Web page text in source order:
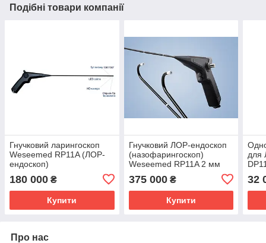
Подібні товари компанії
Гнучковий ларингоскоп
Weseemed RP11A (ЛОР-
ендоскоп)
180 000 ₴
Купити
Гнучковий ЛОР-ендоскоп
(назофарингоскоп)
Weseemed RP11A 2 мм
375 000₴
Купити
для
32
Про нас